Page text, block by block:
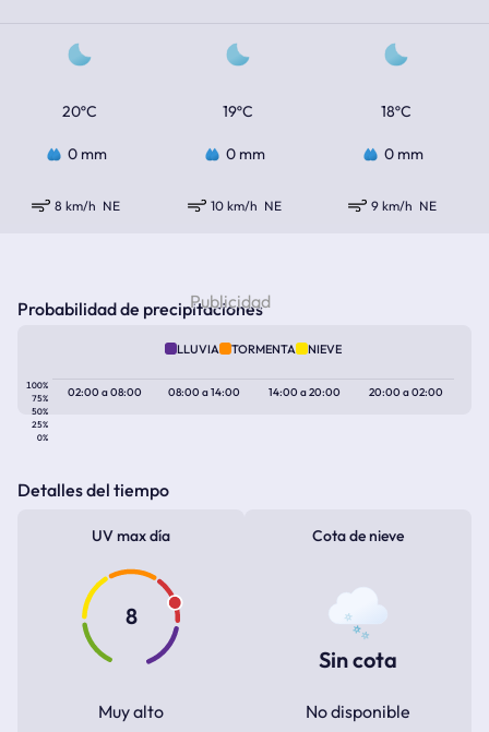
20ºC 19ºC 18ºC
0 mm 0 mm 0 mm
8 km/h NE 10 km/h NE 9 km/h NE
Probabilidad de precipitaciones
LLUVIA TORMENTA NIEVE
100%
75%
50%
25%
0%
02:00a08:00 08:00a14:00 14:00a20:00 20:00a02:00
Detalles del tiempo
UV max día
8
Muy alto
Cota de nieve
Sin cota
No disponible